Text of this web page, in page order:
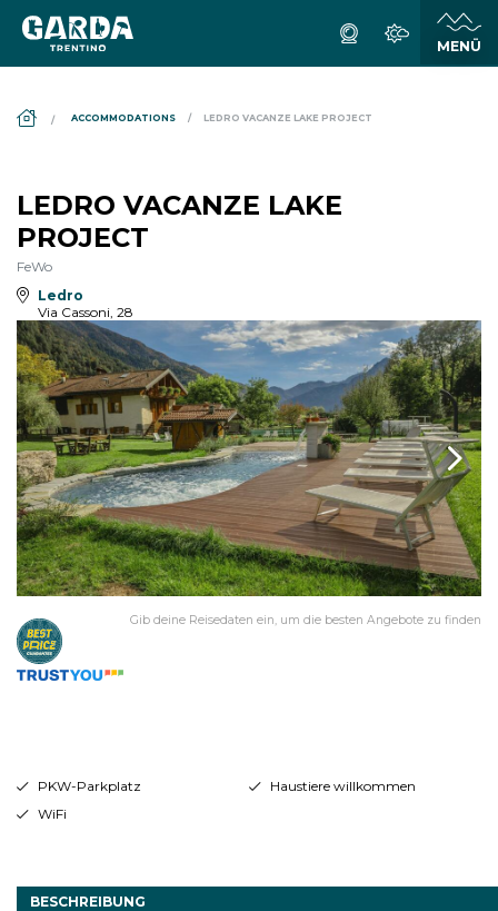
ACCOMMODATIONS LEDRO VACANZE LAKE PROJECT
LEDRO VACANZE LAKE
PROJECT
FeWo
Ledro
Via Cassoni, 28
Gib deine Reisedaten ein, um die besten Angebote zu finden
PKW-Parkplatz
Haustiere willkommen
WiFi
BESCHREIBUNG